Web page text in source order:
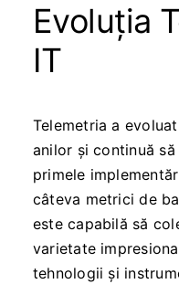
Evoluția
IT
Telemetria a
anilor și continuă
primele
câteva metrici de
este capabilă să
varietate
tehnologii și